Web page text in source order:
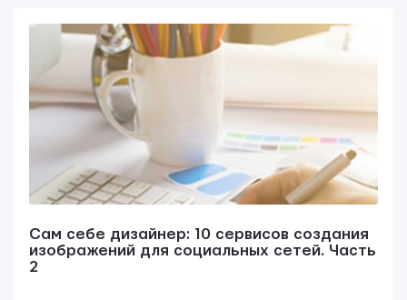
Сам себе дизайнер: 10 сервисов создания
изображений для социальных сетей. Часть
2